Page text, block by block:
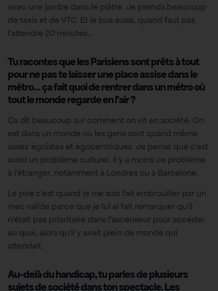
avec une jambe dans le plâtre. Je prends beaucoup
de taxis et de VTC. Et le bus aussi, quand faut pas
l’attendre 20 minutes…
Tu racontes que les Parisiens sont prêts à tout
pour ne pas te laisser une place assise dans le
métro… ça fait quoi de rentrer dans un métro où
tout le monde regarde en l’air ?
Ça dit beaucoup sur comment on vit en société. On
est dans un monde où les gens sont quand même
assez égoïstes et égocentriques. Je pense que c’est
aussi un problème culturel. Il y a moins ce problème
à l’étranger, notamment à Londres ou à Barcelone.
Le pire c’est quand je me suis fait embrouiller par un
mec valide parce que je lui ai fait remarquer qu’il
n’était pas prioritaire dans l’ascenseur pour accéder
au quai, alors qu’il y avait plein de monde qui
attendait.
Au-delà du handicap, tu parles de plusieurs
sujets de société dans ton spectacle. Les